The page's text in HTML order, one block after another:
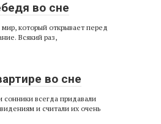
во сне
который открывает перед
Всякий раз,
во сне
всегда придавали
и считали их очень